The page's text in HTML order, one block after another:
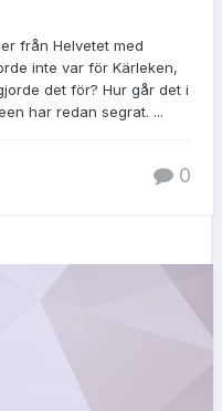
från Helvetet med
inte var för Kärleken,
det för? Hur går det i
har redan segrat. ...
0